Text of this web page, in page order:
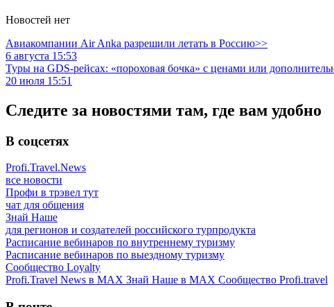
Новостей нет
Авиакомпании Air Anka разрешили летать в Россию>>
6 августа 15:53
Туры на GDS-рейсах: «пороховая бочка» с ценами или
20 июля 15:51
Следите за новостями там, где вам удобно
В соцсетях
Profi.Travel.News
все новости
Профи в трэвел тут
чат для общения
Знай Наше
для регионов и создателей российского турпродукта
Расписание вебинаров по внутреннему туризму
Расписание вебинаров по выездному туризму
Сообщество Loyalty
Profi.Travel News в MAX Знай Наше в MAX Сообщество Profi.travel